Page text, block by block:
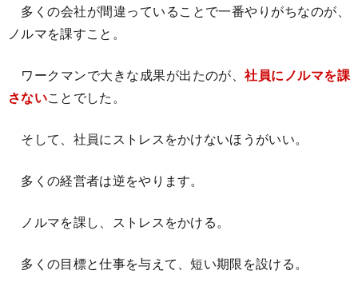
多くの会社が間違っていることで一番やりがちなのが、
ノルマを課すこと。
ワークマンで大きな成果が出たのが、社員にノルマを課
さないことでした。
そして、社員にストレスをかけないほうがいい。
多くの経営者は逆をやります。
ノルマを課し、ストレスをかける。
多くの目標と仕事を与えて、短い期限を設ける。